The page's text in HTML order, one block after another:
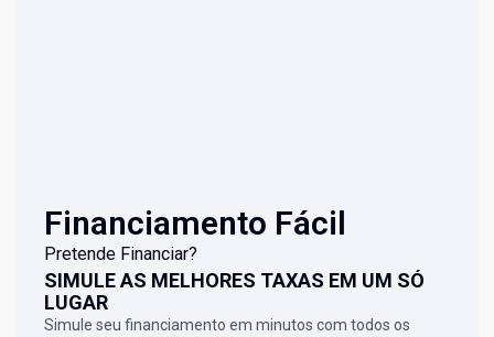
Financiamento Fácil
Pretende Financiar?
SIMULE AS MELHORES TAXAS EM UM SÓ
LUGAR
Simule seu financiamento em minutos com todos os